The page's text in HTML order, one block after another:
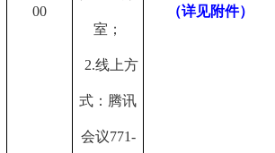
00
室；
2.线上方
式：腾讯
会议771-
（详见附件）